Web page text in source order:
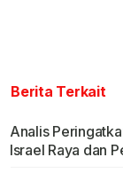
Berita Terkait
Analis
Israel Raya dan